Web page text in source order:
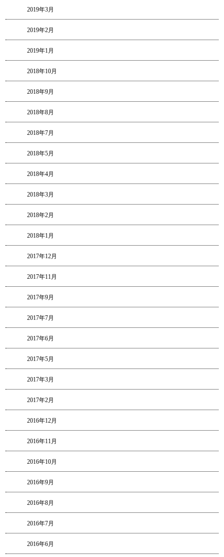
2019年3月
2019年2月
2019年1月
2018年10月
2018年9月
2018年8月
2018年7月
2018年5月
2018年4月
2018年3月
2018年2月
2018年1月
2017年12月
2017年11月
2017年9月
2017年7月
2017年6月
2017年5月
2017年3月
2017年2月
2016年12月
2016年11月
2016年10月
2016年9月
2016年8月
2016年7月
2016年6月